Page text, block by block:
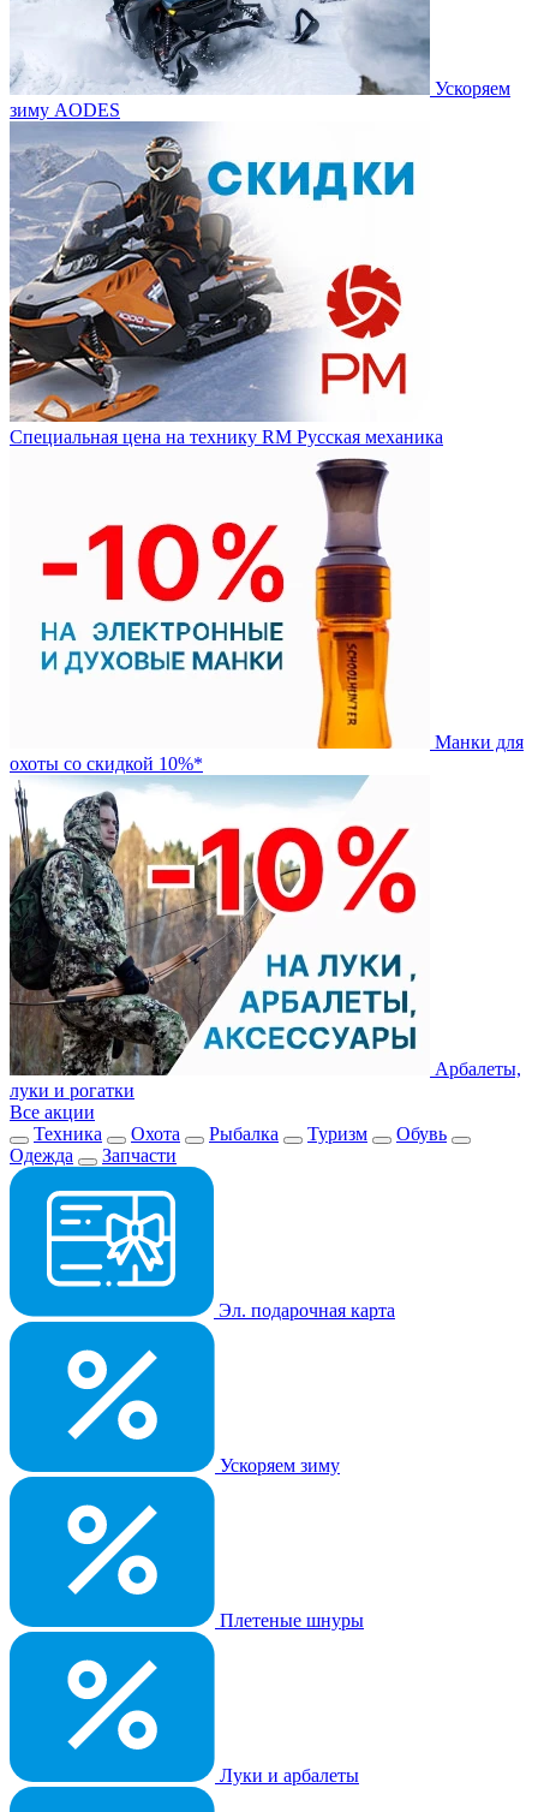
Ускоряем
зиму AODES
Специальная цена на технику RM Русская механика
Манки для
охоты со скидкой 10%*
Арбалеты,
луки и рогатки
Все акции
Техника
Охота Рыбалка Туризм
Обувь
Одежда
Запчасти
Эл. подарочная карта
Ускоряем зиму
Плетеные шнуры
Луки и арбалеты